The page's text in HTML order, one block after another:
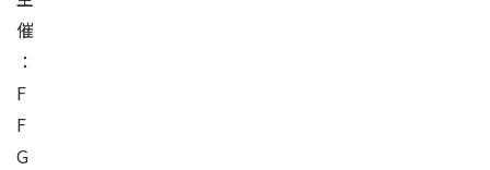
催
：
F
F
G